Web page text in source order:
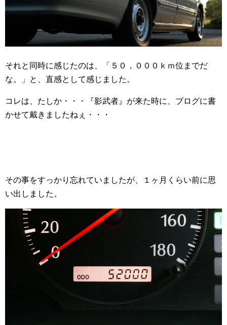
それと同時に感じたのは、「５０，０００ｋｍ位までだ
な。」と、直感として感じました。
コレは、たしか・・・『影武者』が来た時に、ブログに書
かせて戴きましたねぇ・・・
その事をすっかり忘れていましたが、１ヶ月くらい前に思
い出しました。